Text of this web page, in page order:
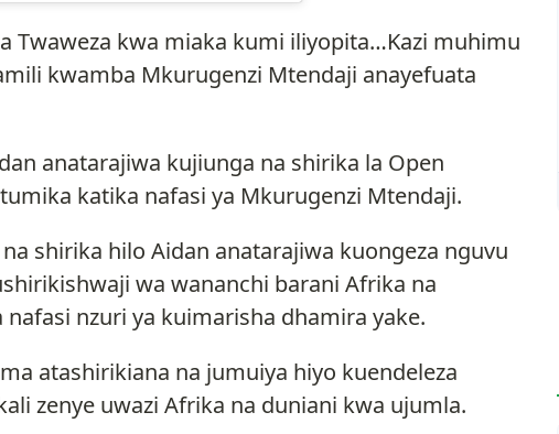
Twaweza kwa miaka kumi iliyopita…Kazi muhimu
kwamba Mkurugenzi Mtendaji anayefuata
anatarajiwa kujiunga na shirika la Open
katika nafasi ya Mkurugenzi Mtendaji.
shirika hilo Aidan anatarajiwa kuongeza nguvu
wa wananchi barani Afrika na
nzuri ya kuimarisha dhamira yake.
atashirikiana na jumuiya hiyo kuendeleza
zenye uwazi Afrika na duniani kwa ujumla.